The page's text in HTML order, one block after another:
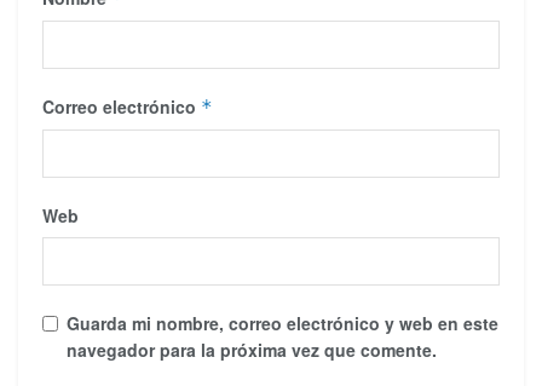
Correo electrónico *
Web
Guarda mi nombre, correo electrónico y web en este
navegador para la próxima vez que comente.